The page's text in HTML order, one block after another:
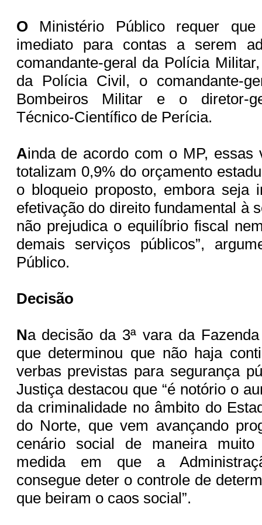
O Ministério Público requer
imediato para contas a serem
comandante-geral da Polícia
da Polícia Civil, o comandante-
Bombeiros Militar e o diretor-
Técnico-Científico de Perícia.
Ainda de acordo com o MP, essas
totalizam 0,9% do orçamento
o bloqueio proposto, embora seja
efetivação do direito fundamental à
não prejudica o equilíbrio fiscal
demais serviços públicos”,
Público.
Decisão
Na decisão da 3ª vara da
que determinou que não haja
verbas previstas para segurança
Justiça destacou que “é notório o
da criminalidade no âmbito do
do Norte, que vem avançando
cenário social de maneira muito
medida em que a
consegue deter o controle de
que beiram o caos social”.